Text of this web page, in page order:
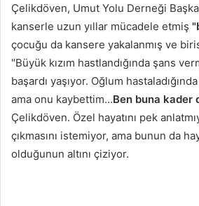
Çelikdöven, Umut Yolu Derneği
kanserle uzun yıllar mücadele etmiş
çocuğu da kansere yakalanmış ve
"Büyük kızım hastlandığında şans
başardı yaşıyor. Oğlum
ama onu kaybettim…Ben buna kader
Çelikdöven. Özel hayatını pek
çıkmasını istemiyor, ama bunun da
olduğunun altını çiziyor.